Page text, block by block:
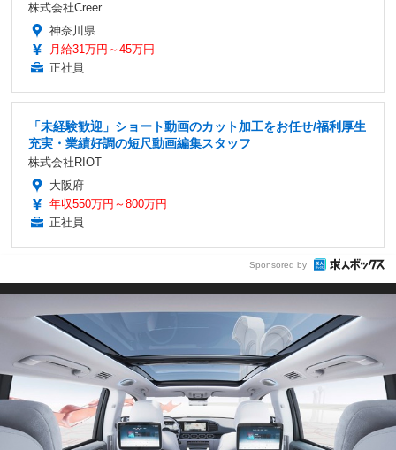
株式会社Creer
神奈川県
月給31万円～45万円
正社員
「未経験歓迎」ショート動画のカット加工をお任せ/福利厚生
充実・業績好調の短尺動画編集スタッフ
株式会社RIOT
大阪府
年収550万円～800万円
正社員
Sponsored by